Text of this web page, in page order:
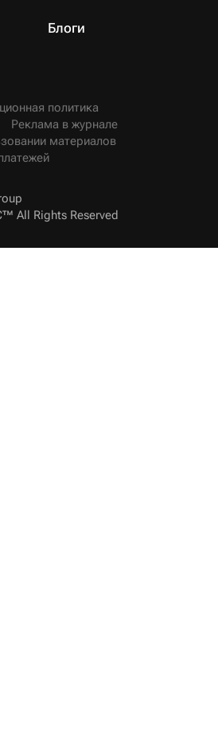
Блоги
политика
Реклама в журнале
материалов
All Rights Reserved